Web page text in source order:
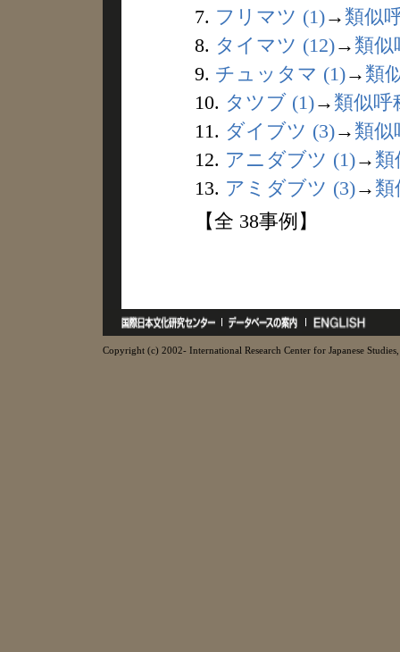
7. フリマツ (1)→ 類似
8. タイマツ (12)→ 類似
9. チュッタマ (1)→ 類
10. タツブ (1)→ 類似呼
11. ダイブツ (3)→ 類似
12. アニダブツ (1)→ 類
13. アミダブツ (3)→ 類
【全 38事例】
Copyright (c) 2002- International Research Center for Japanese